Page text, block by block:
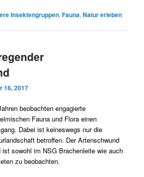
Insektengruppen,Fauna,Natur erleben
16, 2017
beobachten engagierte
Fauna und Flora einen
Dabei ist keineswegs nur die
betroffen. Der Artenschwund
sowohl im NSG Brachenleite wie auch
zu beobachten.